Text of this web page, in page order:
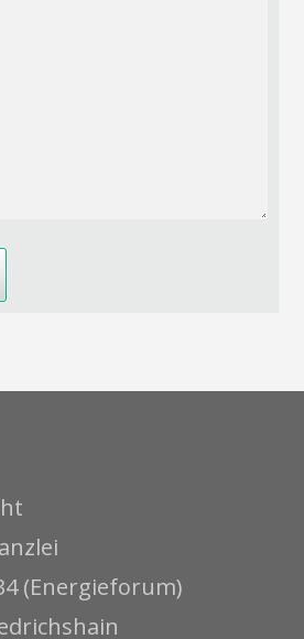
(Energieforum)